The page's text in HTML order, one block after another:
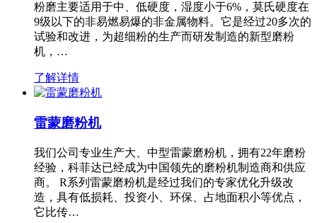
粉磨主要适用于中、低硬度，湿度小于6%，莫氏硬度在
9级以下的非易燃易爆的非金属物料。它是经过20多次的
试验和改进，为超细粉的生产而研发制造的新型磨粉
机，…
了解详情
雷蒙磨粉机
我们公司专业生产大、中型雷蒙磨粉机，拥有22年磨粉
经验，科菲达已经成为中国领先的磨粉机制造商和供应
商。 R系列雷蒙磨粉机是经过我们的专家优化升级改
造，具有低损耗、投资小、环保、占地面积小等优点，
它比传…